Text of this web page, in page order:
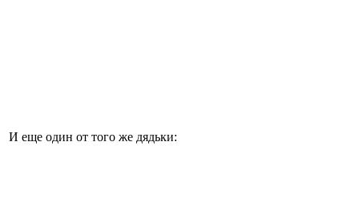
И еще один от того же дядьки: